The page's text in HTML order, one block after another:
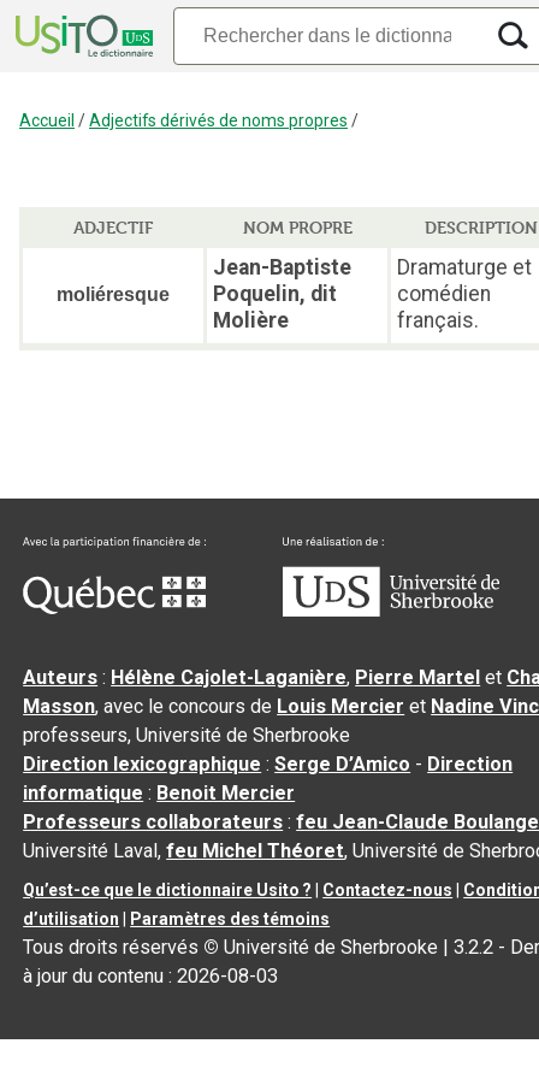
Accueil /Adjectifs dérivés de noms propres /
ADJECTIF NOM PROPRE DESCRIPTION
moliéresque
Jean-Baptiste
Poquelin, dit
Molière
Dramaturge et
comédien
français.
Auteurs : Hélène Cajolet-Laganière, Pierre Martel et
Masson, avec le concours de Louis Mercier et Nadine
professeurs, Université de Sherbrooke
Direction lexicographique :Serge D’Amico - Direction
informatique : Benoit Mercier
Professeurs collaborateurs :feu Jean-Claude
Université Laval,feu Michel Théoret, Université de
Qu’est-ce que le dictionnaire Usito ? Contactez-nous
d’utilisation
Paramètres des témoins
Tous droits réservés © Université de Sherbrooke |3.2.2 -
à jour du contenu :2026-08-03